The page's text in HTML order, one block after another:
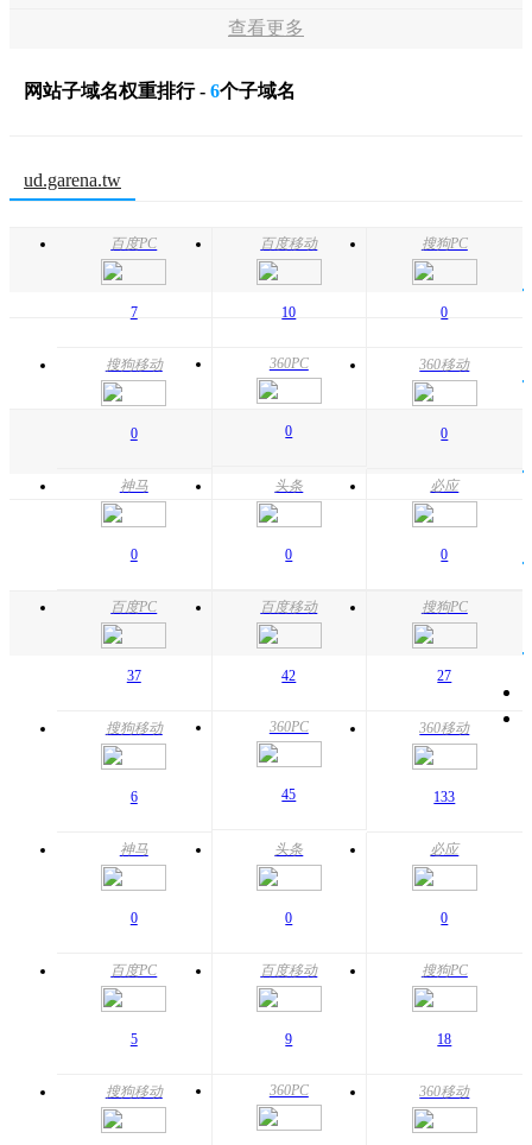
查看更多
网站子域名权重排行 - 6个子域名
ud.garena.tw
百度PC
7
百度移动
10
搜狗PC
0
搜狗移动
0
360PC
0
360移动
0
神马
0
头条
0
必应
0
百度PC
37
百度移动
42
搜狗PC
27
搜狗移动
6
360PC
45
360移动
133
神马
0
头条
0
必应
0
百度PC
5
百度移动
9
搜狗PC
18
搜狗移动 360PC 360移动